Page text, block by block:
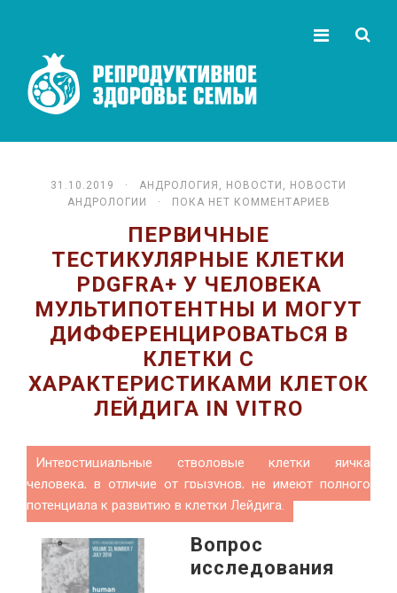
31.10.2019 · АНДРОЛОГИЯ , НОВОСТИ , НОВОСТИ
АНДРОЛОГИИ
· ПОКА НЕТ КОММЕНТАРИЕВ
ПЕРВИЧНЫЕ
ТЕСТИКУЛЯРНЫЕ КЛЕТКИ
PDGFRΑ+ У ЧЕЛОВЕКА
МУЛЬТИПОТЕНТНЫ И МОГУТ
ДИФФЕРЕНЦИРОВАТЬСЯ В
КЛЕТКИ С
ХАРАКТЕРИСТИКАМИ КЛЕТОК
ЛЕЙДИГА IN VITRO
Интерстициальные стволовые клетки яичка
человека, в отличие от грызунов, не имеют полного
потенциала к развитию в клетки Лейдига.
Вопрос
исследования